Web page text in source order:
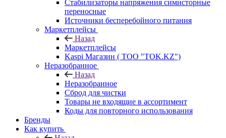
Стабилизаторы напряжения симисторные
переносные
Источники бесперебойного питания
Маркетплейсы
Назад
Маркетплейсы
Kaspi Магазин ( ТОО "TOK.KZ")
Неразобранное
Назад
Неразобранное
Сброд для чистки
Товары не входящие в ассортимент
Коды для повторного использования
Бренды
Как купить